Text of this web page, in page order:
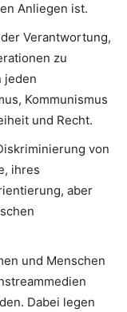
Anliegen ist.
Verantwortung,
zu
jeden
Kommunismus
und Recht.
von
ihres
aber
und Menschen
Dabei legen